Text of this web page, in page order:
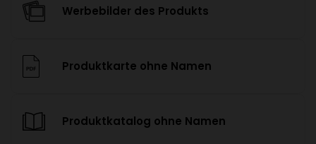
Werbebilder des Produkts
Produktkarte ohne Namen
Produktkatalog ohne Namen